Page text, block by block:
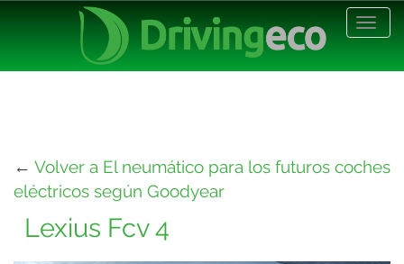
← Volver a El neumático para los futuros coches
eléctricos según Goodyear
Lexius Fcv 4